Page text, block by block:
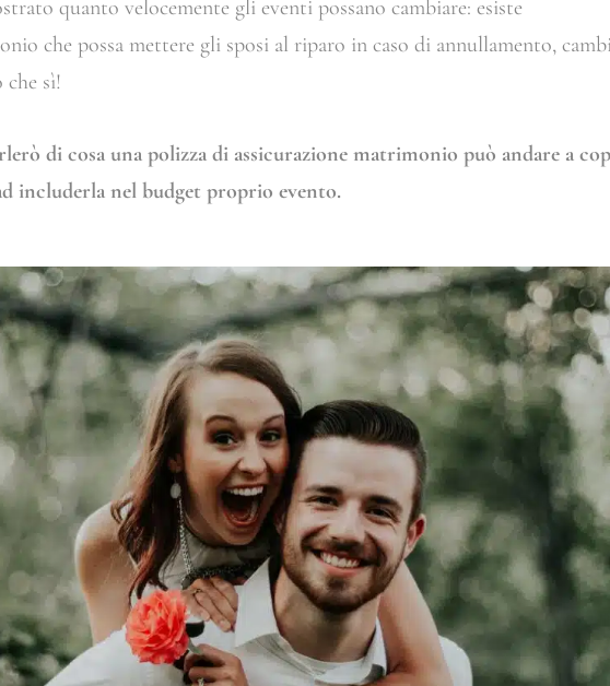
quanto velocemente gli eventi possano cambiare: esiste
che possa mettere gli sposi al riparo in caso di annullamento,
sì!
di cosa una polizza di assicurazione matrimonio può andare a
includerla nel budget proprio evento.